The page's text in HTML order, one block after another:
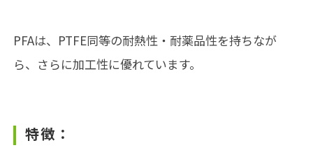
PFAは、PTFE同等の耐熱性・耐薬品性を持ちなが
ら、さらに加工性に優れています。
特徴：